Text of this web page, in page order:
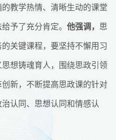
教学热情、清晰生动的课堂
予了充分肯定。 他强调， 思
关键课程，要坚持不懈用习
想铸魂育人，围绕思政引领
新，不断提高思政课的针对
认同、思想认同和情感认